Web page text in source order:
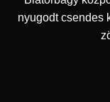
nyugodt csendes